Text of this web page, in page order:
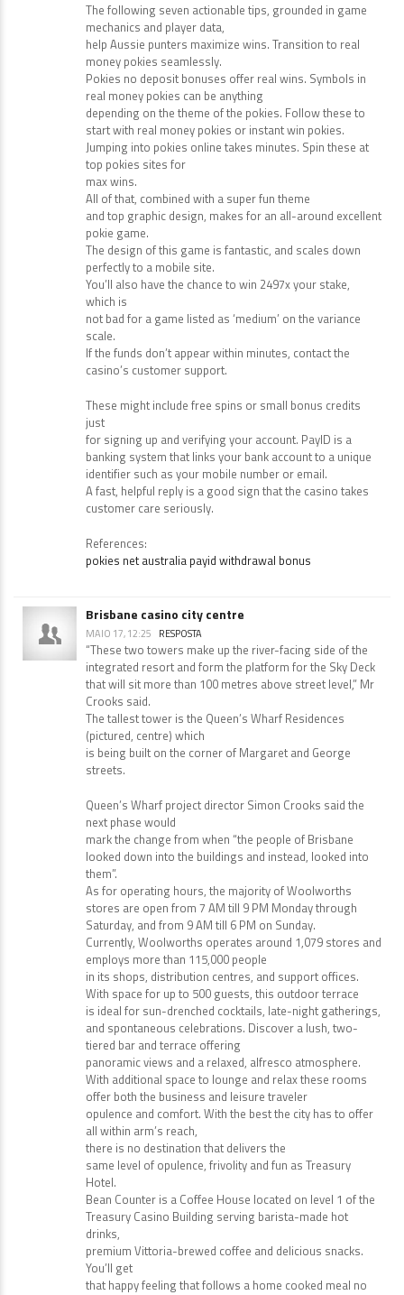
The following seven actionable tips, grounded in game
mechanics and player data,
help Aussie punters maximize wins. Transition to real
money pokies seamlessly.
Pokies no deposit bonuses offer real wins. Symbols in
real money pokies can be anything
depending on the theme of the pokies. Follow these to
start with real money pokies or instant win pokies.
Jumping into pokies online takes minutes. Spin these at
top pokies sites for
max wins.
All of that, combined with a super fun theme
and top graphic design, makes for an all-around excellent
pokie game.
The design of this game is fantastic, and scales down
perfectly to a mobile site.
You’ll also have the chance to win 2497x your stake,
which is
not bad for a game listed as ‘medium’ on the variance
scale.
If the funds don’t appear within minutes, contact the
casino’s customer support.
These might include free spins or small bonus credits
just
for signing up and verifying your account. PayID is a
banking system that links your bank account to a unique
identifier such as your mobile number or email.
A fast, helpful reply is a good sign that the casino takes
customer care seriously.
References:
pokies net australia payid withdrawal bonus
Brisbane casino city centre
MAIO 17, 12:25 RESPOSTA
“These two towers make up the river-facing side of the
integrated resort and form the platform for the Sky Deck
that will sit more than 100 metres above street level,” Mr
Crooks said.
The tallest tower is the Queen’s Wharf Residences
(pictured, centre) which
is being built on the corner of Margaret and George
streets.
Queen’s Wharf project director Simon Crooks said the
next phase would
mark the change from when “the people of Brisbane
looked down into the buildings and instead, looked into
them”.
As for operating hours, the majority of Woolworths
stores are open from 7 AM till 9 PM Monday through
Saturday, and from 9 AM till 6 PM on Sunday.
Currently, Woolworths operates around 1,079 stores and
employs more than 115,000 people
in its shops, distribution centres, and support offices.
With space for up to 500 guests, this outdoor terrace
is ideal for sun-drenched cocktails, late-night gatherings,
and spontaneous celebrations. Discover a lush, two-
tiered bar and terrace offering
panoramic views and a relaxed, alfresco atmosphere.
With additional space to lounge and relax these rooms
offer both the business and leisure traveler
opulence and comfort. With the best the city has to offer
all within arm’s reach,
there is no destination that delivers the
same level of opulence, frivolity and fun as Treasury
Hotel.
Bean Counter is a Coffee House located on level 1 of the
Treasury Casino Building serving barista-made hot
drinks,
premium Vittoria-brewed coffee and delicious snacks.
You’ll get
that happy feeling that follows a home cooked meal no